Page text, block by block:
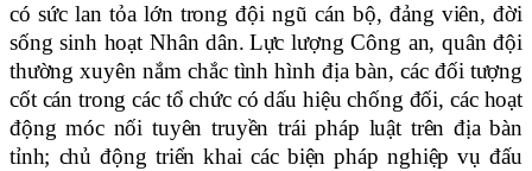
có sức lan tỏa lớn trong đội ngũ cán bộ, đảng viên, đời
sống sinh hoạt Nhân dân. Lực lượng Công an, quân đội
thường xuyên nắm chắc tình hình địa bàn, các đối tượng
cốt cán trong các tổ chức có dấu hiệu chống đối, các hoạt
động móc nối tuyên truyền trái pháp luật trên địa bàn
tỉnh; chủ động triển khai các biện pháp nghiệp vụ đấu